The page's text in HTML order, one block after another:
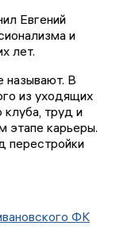
Евгений
и
лет.
называют. В
из уходящих
клуба, труд и
этапе карьеры.
перестройки
ФК